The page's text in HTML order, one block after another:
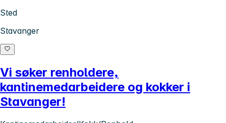
Sted
Stavanger
Vi søker renholdere,
kantinemedarbeidere og kokker i
Stavanger!